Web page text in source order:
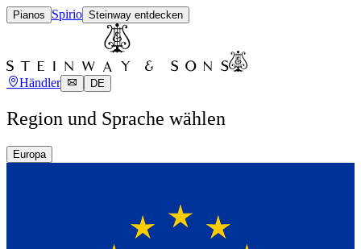
Pianos Spirio Steinway entdecken
Händler DE
Region und Sprache wählen
Europa